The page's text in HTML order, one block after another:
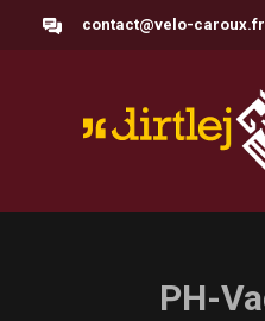
contact@velo-caroux.fr
PH-